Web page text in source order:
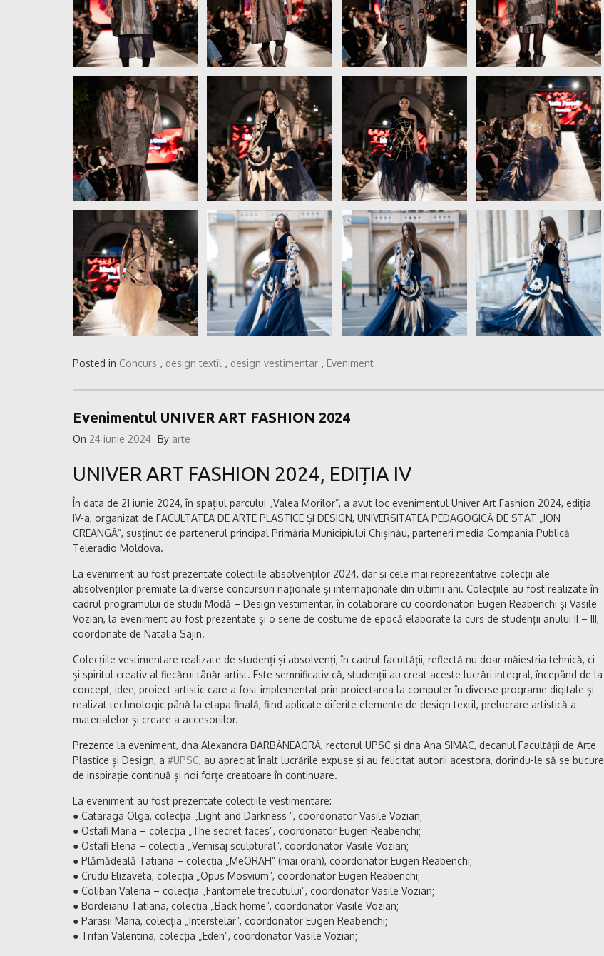
Posted in Concurs , design textil , design vestimentar , Eveniment
Evenimentul UNIVER ART FASHION 2024
On 24 iunie 2024 By arte
UNIVER ART FASHION 2024, EDIȚIA IV
În data de 21 iunie 2024, în spațiul parcului „Valea Morilor”, a avut loc evenimentul Univer Art Fashion 2024, ediția
IV-a, organizat de FACULTATEA DE ARTE PLASTICE ȘI DESIGN, UNIVERSITATEA PEDAGOGICĂ DE STAT „ION
CREANGĂ”, susținut de partenerul principal Primăria Municipiului Chișinău, parteneri media Compania Publică
Teleradio Moldova.
La eveniment au fost prezentate colecțiile absolvenților 2024, dar și cele mai reprezentative colecții ale
absolvenților premiate la diverse concursuri naționale și internaționale din ultimii ani. Colecțiile au fost realizate în
cadrul programului de studii Modă – Design vestimentar, în colaborare cu coordonatori Eugen Reabenchi și Vasile
Vozian, la eveniment au fost prezentate și o serie de costume de epocă elaborate la curs de studenții anului II – III,
coordonate de Natalia Sajin.
Colecțiile vestimentare realizate de studenți și absolvenți, în cadrul facultății, reflectă nu doar măiestria tehnică, ci
și spiritul creativ al fiecărui tânăr artist. Este semnificativ că, studenții au creat aceste lucrări integral, începând de la
concept, idee, proiect artistic care a fost implementat prin proiectarea la computer în diverse programe digitale și
realizat technologic până la etapa finală, fiind aplicate diferite elemente de design textil, prelucrare artistică a
materialelor și creare a accesoriilor.
Prezente la eveniment, dna Alexandra BARBĂNEAGRĂ, rectorul UPSC și dna Ana SIMAC, decanul Facultății de Arte
Plastice și Design, a #UPSC, au apreciat înalt lucrările expuse și au felicitat autorii acestora, dorindu-le să se bucure
de inspirație continuă și noi forțe creatoare în continuare.
La eveniment au fost prezentate colecțiile vestimentare:
● Cataraga Olga, colecția „Light and Darkness ”, coordonator Vasile Vozian;
● Ostafi Maria – colecția „The secret faces”, coordonator Eugen Reabenchi;
● Ostafi Elena – colecția „Vernisaj sculptural”, coordonator Vasile Vozian;
● Plămădeală Tatiana – colecția „MeORAH” (mai orah), coordonator Eugen Reabenchi;
● Crudu Elizaveta, colecția „Opus Mosvium”, coordonator Eugen Reabenchi;
● Coliban Valeria – colecția „Fantomele trecutului”, coordonator Vasile Vozian;
● Bordeianu Tatiana, colecția „Back home”, coordonator Vasile Vozian;
● Parasii Maria, colecția „Interstelar”, coordonator Eugen Reabenchi;
● Trifan Valentina, colecția „Eden”, coordonator Vasile Vozian;